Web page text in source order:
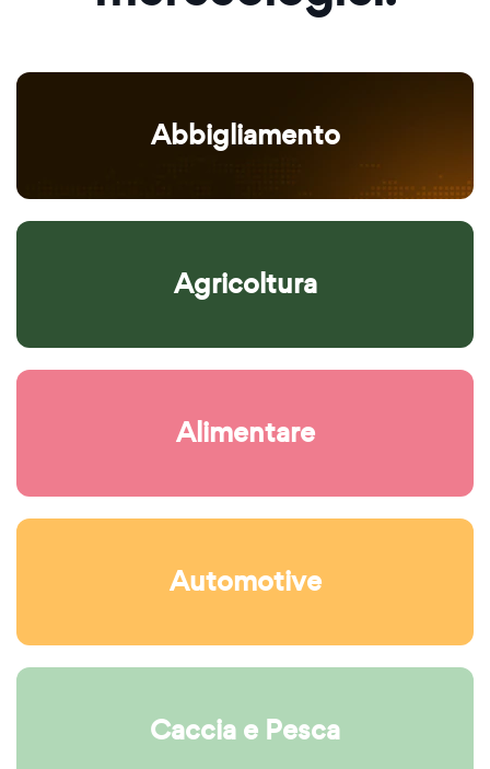
Abbigliamento
Agricoltura
Alimentare
Automotive
Caccia e Pesca